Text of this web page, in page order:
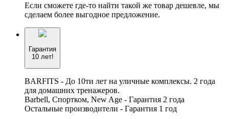
Если сможете где-то найти такой же товар дешевле, мы
сделаем более выгодное предложение.
Гарантия
10 лет!
BARFITS - До 10ти лет на уличные комплексы. 2 года
для домашних тренажеров.
Barbell, Спортком, New Age - Гарантия 2 года
Остальные производители - Гарантия 1 год